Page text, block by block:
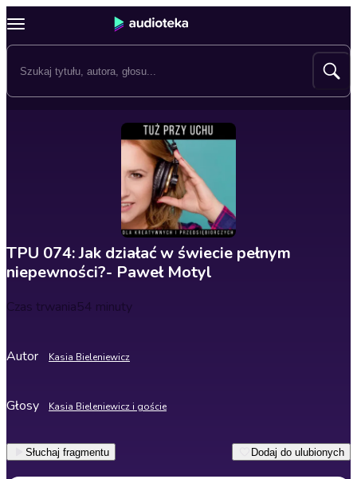
TPU 074: Jak działać w świecie pełnym
niepewności?- Paweł Motyl
Czas trwania54 minuty
Autor Kasia Bieleniewicz
Głosy Kasia Bieleniewicz i goście
Słuchaj fragmentu Dodaj do ulubionych